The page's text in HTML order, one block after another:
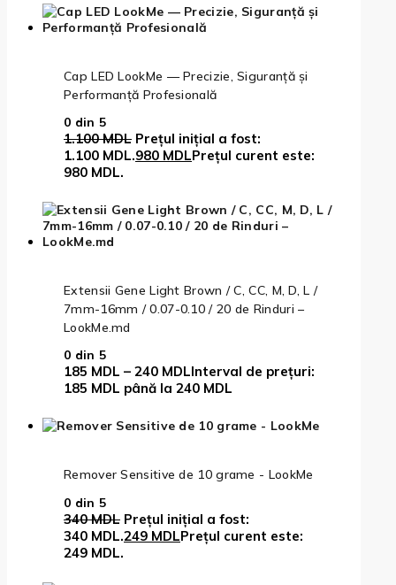
Cap LED LookMe — Precizie, Siguranță și
Performanță Profesională
0 din 5
1.100MDL Prețul inițial a fost:
1.100 MDL.980 MDLPrețul curent este:
980 MDL.
Extensii Gene Light Brown / C, CC, M, D, L /
7mm-16mm / 0.07-0.10 / 20 de Rinduri –
LookMe.md
0 din 5
185 MDL – 240 MDLInterval de prețuri:
185 MDL până la 240 MDL
Remover Sensitive de 10 grame - LookMe
0 din 5
340MDL Prețul inițial a fost:
340 MDL.249 MDLPrețul curent este:
249 MDL.